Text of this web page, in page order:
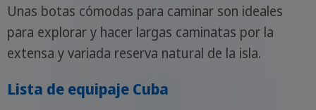
Unas botas cómodas para caminar son ideales
para explorar y hacer largas caminatas por la
extensa y variada reserva natural de la isla.
Lista de equipaje Cuba